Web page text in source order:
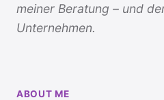
meiner Beratung – und
Unternehmen.
ABOUT ME